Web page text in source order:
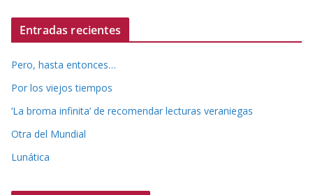
Entradas recientes
Pero, hasta entonces…
Por los viejos tiempos
‘La broma infinita’ de recomendar lecturas veraniegas
Otra del Mundial
Lunática